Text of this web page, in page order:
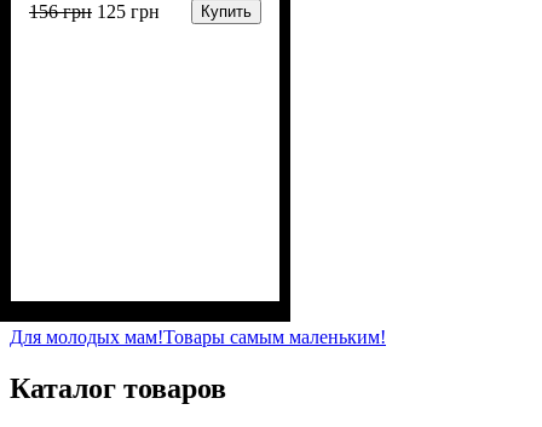
156грн 125 грн Купить
(100% х/б)
Для молодых мам!Товары самым маленьким!
Каталог товаров